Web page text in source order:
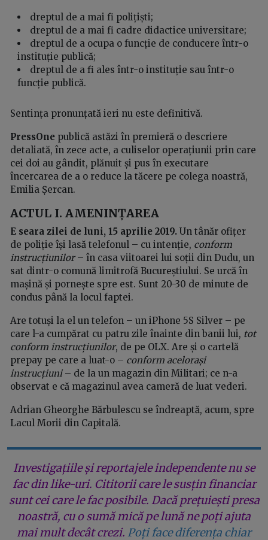
dreptul de a mai fi polițiști;
dreptul de a mai fi cadre didactice universitare;
dreptul de a ocupa o funcție de conducere într-o
instituție publică;
dreptul de a fi ales într-o instituție sau într-o
funcție publică.
Sentința pronunțată ieri nu este definitivă.
PressOne publică astăzi în premieră o descriere
detaliată, în zece acte, a culiselor operațiunii prin care
cei doi au gândit, plănuit și pus în executare
încercarea de a o reduce la tăcere pe colega noastră,
Emilia Șercan.
ACTUL I. AMENINȚAREA
E seara zilei de luni, 15 aprilie 2019. Un tânăr ofițer
de poliție își lasă telefonul – cu intenție, conform
instrucțiunilor– în casa viitoarei lui soții din Dudu, un
sat dintr-o comună limitrofă Bucureștiului. Se urcă în
mașină și pornește spre est. Sunt 20-30 de minute de
condus până la locul faptei.
Are totuși la el un telefon – un iPhone 5S Silver – pe
care l-a cumpărat cu patru zile înainte din banii lui, tot
conform instrucțiunilor, de pe OLX. Are și o cartelă
prepay pe care a luat-o – conform acelorași
instrucțiuni– de la un magazin din Militari; ce n-a
observat e că magazinul avea cameră de luat vederi.
Adrian Gheorghe Bărbulescu se îndreaptă, acum, spre
Lacul Morii din Capitală.
Investigațiile și reportajele independente nu se
fac din like-uri. Cititorii care le susțin financiar
sunt cei care le fac posibile. Dacă prețuiești presa
noastră, cu o sumă mică pe lună ne poți ajuta
mai mult decât crezi. Poți face diferența chiar